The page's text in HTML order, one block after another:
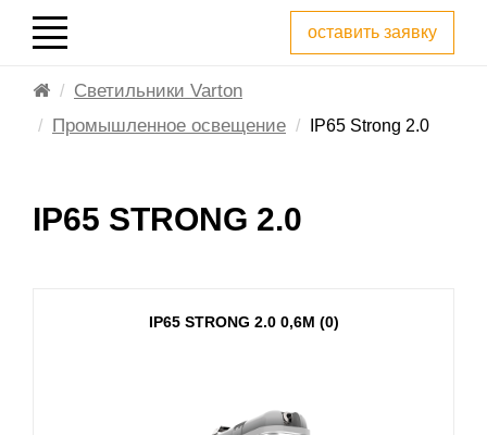
оставить заявку
Светильники Varton
Промышленное освещение
IP65 Strong 2.0
IP65 STRONG 2.0
IP65 STRONG 2.0 0,6М (0)